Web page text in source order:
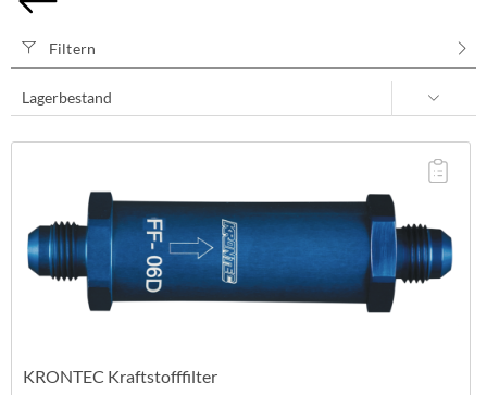
Filtern
KRONTEC Kraftstofffilter